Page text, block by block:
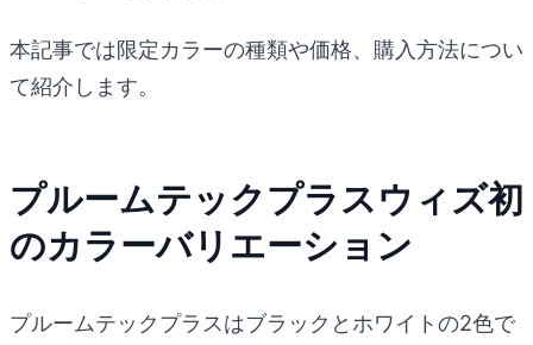
本記事では限定カラーの種類や価格、購入方法につい
て紹介します。
プルームテックプラスウィズ初
のカラーバリエーション
プルームテックプラスはブラックとホワイトの2色で